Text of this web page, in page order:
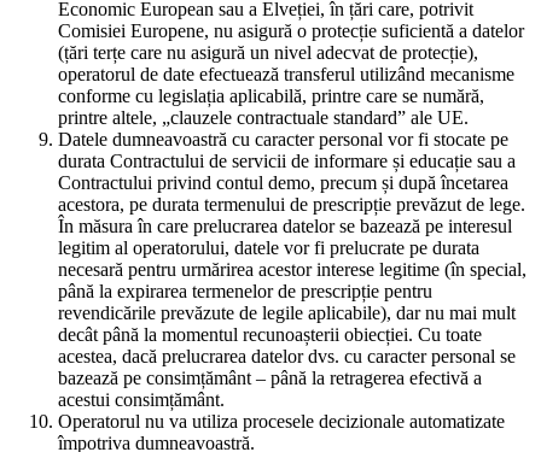
Economic European sau a Elveției, în țări care, potrivit
Comisiei Europene, nu asigură o protecție suficientă a datelor
(țări terțe care nu asigură un nivel adecvat de protecție),
operatorul de date efectuează transferul utilizând mecanisme
conforme cu legislația aplicabilă, printre care se numără,
printre altele, „clauzele contractuale standard” ale UE.
Datele dumneavoastră cu caracter personal vor fi stocate pe
durata Contractului de servicii de informare și educație sau a
Contractului privind contul demo, precum și după încetarea
acestora, pe durata termenului de prescripție prevăzut de lege.
În măsura în care prelucrarea datelor se bazează pe interesul
legitim al operatorului, datele vor fi prelucrate pe durata
necesară pentru urmărirea acestor interese legitime (în special,
până la expirarea termenelor de prescripție pentru
revendicările prevăzute de legile aplicabile), dar nu mai mult
decât până la momentul recunoașterii obiecției. Cu toate
acestea, dacă prelucrarea datelor dvs. cu caracter personal se
bazează pe consimțământ – până la retragerea efectivă a
acestui consimțământ.
Operatorul nu va utiliza procesele decizionale automatizate
împotriva dumneavoastră.